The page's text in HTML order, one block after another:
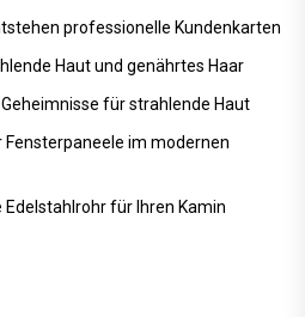
professionelle Kundenkarten
Haut und genährtes Haar
für strahlende Haut
im modernen
für Ihren Kamin